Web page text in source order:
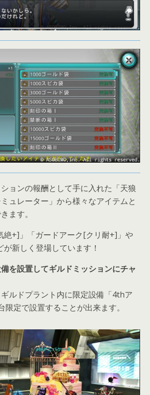
ョンの報酬として手に入れた「天狼
ュレーター」から様々なアイテムと
ます。
絶+]」「ガードアーク[クリ耐+]」や
が新しく登場しています！
を設置してギルドミッションにチャ
ルドプラント内に限定設備「4thア
限定で設置することが出来ます。